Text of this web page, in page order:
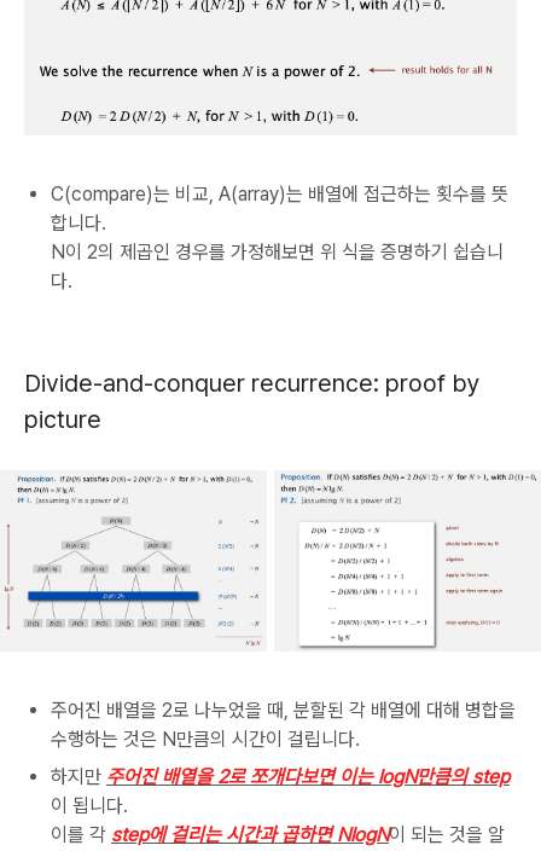
C(compare)는 비교, A(array)는 배열에 접근하는 횟수를 뜻
합니다.
N이 2의 제곱인 경우를 가정해보면 위 식을 증명하기 쉽습니
다.
Divide-and-conquer recurrence: proof by
picture
주어진 배열을 2로 나누었을 때, 분할된 각 배열에 대해 병합을
수행하는 것은 N만큼의 시간이 걸립니다.
하지만 주어진 배열을 2로 쪼개다보면 이는 logN만큼의 step
이 됩니다.
이를 각 step에 걸리는 시간과 곱하면 NlogN이 되는 것을 알